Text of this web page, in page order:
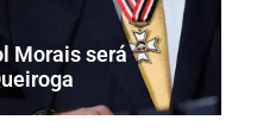
Morais será